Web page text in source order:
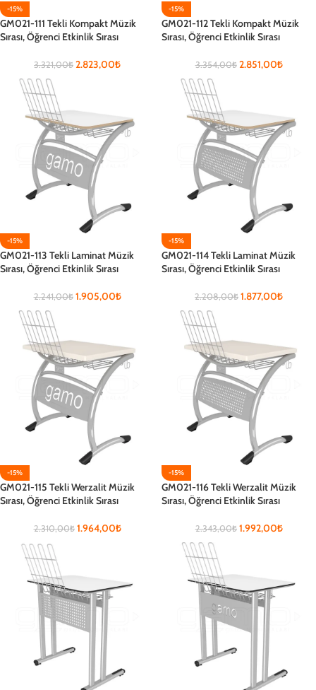
-15%
GM021-111 Tekli Kompakt Müzik
Sırası, Öğrenci Etkinlik Sırası
3.321,00₺ 2.823,00₺
-15%
GM021-112 Tekli Kompakt Müzik
Sırası, Öğrenci Etkinlik Sırası
3.354,00₺ 2.851,00₺
-15%
GM021-113 Tekli Laminat Müzik
Sırası, Öğrenci Etkinlik Sırası
2.241,00₺ 1.905,00₺
-15%
GM021-114 Tekli Laminat Müzik
Sırası, Öğrenci Etkinlik Sırası
2.208,00₺ 1.877,00₺
-15%
GM021-115 Tekli Werzalit Müzik
Sırası, Öğrenci Etkinlik Sırası
2.310,00₺ 1.964,00₺
-15%
GM021-116 Tekli Werzalit Müzik
Sırası, Öğrenci Etkinlik Sırası
2.343,00₺ 1.992,00₺